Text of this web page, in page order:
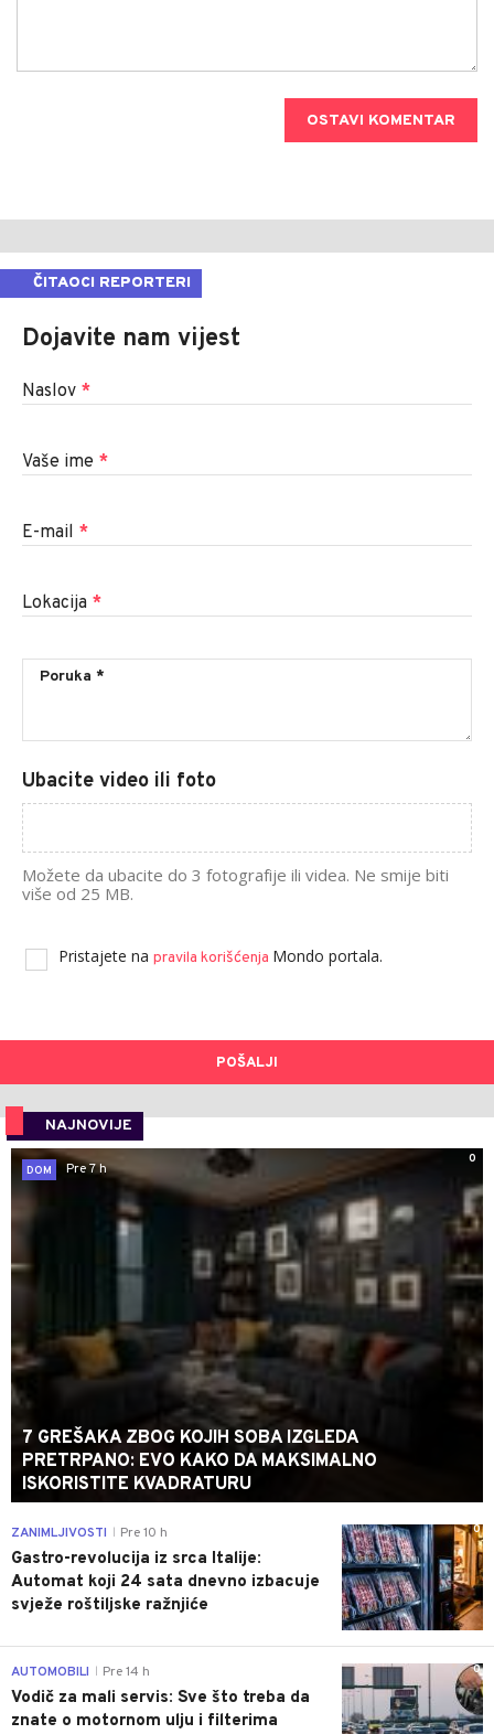
OSTAVI KOMENTAR
ČITAOCI REPORTERI
Dojavite nam vijest
Naslov *
Vaše ime *
E-mail *
Lokacija *
Ubacite video ili foto
Možete da ubacite do 3 fotografije ili videa. Ne smije biti
više od 25 MB.
Pristajete na pravila korišćenja Mondo portala.
POŠALJI
NAJNOVIJE
0
DOM
Pre 7 h
7 GREŠAKA ZBOG KOJIH SOBA IZGLEDA
PRETRPANO: EVO KAKO DA MAKSIMALNO
ISKORISTITE KVADRATURU
0
ZANIMLJIVOSTI Pre 10 h
Gastro-revolucija iz srca Italije:
Automat koji 24 sata dnevno izbacuje
svježe roštiljske ražnjiće
0
AUTOMOBILI Pre 14 h
Vodič za mali servis: Sve što treba da
znate o motornom ulju i filterima